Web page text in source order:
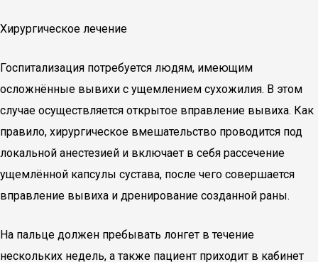
Хирургическое лечение
Госпитализация потребуется людям, имеющим
осложнённые вывихи с ущемлением сухожилия. В этом
случае осуществляется открытое вправление вывиха. Как
правило, хирургическое вмешательство проводится под
локальной анестезией и включает в себя рассечение
ущемлённой капсулы сустава, после чего совершается
вправление вывиха и дренирование созданной раны.
На пальце должен пребывать лонгет в течение
нескольких недель, а также пациент приходит в кабинет